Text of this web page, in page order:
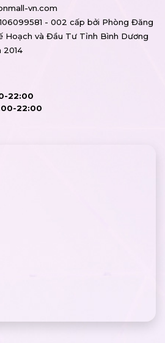
vn.com
- 002 cấp bởi Phòng Đăng
Hoạch và Đầu Tư Tỉnh Bình Dương
2014
22:00
22:00